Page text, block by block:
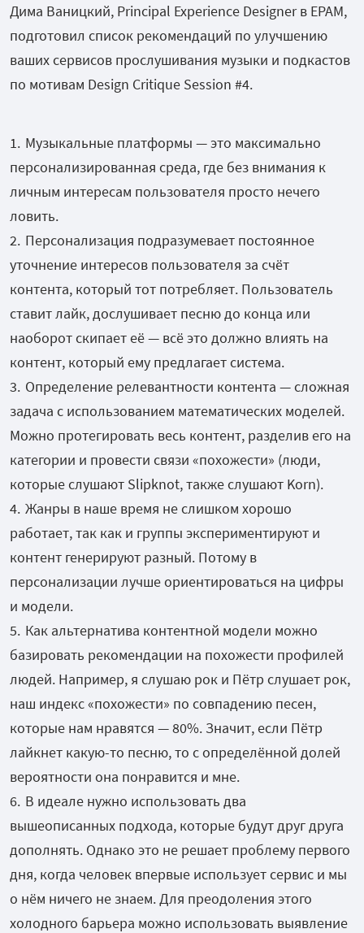
Дима Ваницкий, Principal Experience Designer в EPAM,
подготовил список рекомендаций по улучшению
ваших сервисов прослушивания музыки и подкастов
по мотивам Design Critique Session #4.
Музыкальные платформы — это максимально
персонализированная среда, где без внимания к
личным интересам пользователя просто нечего
ловить.
Персонализация подразумевает постоянное
уточнение интересов пользователя за счёт
контента, который тот потребляет. Пользователь
ставит лайк, дослушивает песню до конца или
наоборот скипает её — всё это должно влиять на
контент, который ему предлагает система.
Определение релевантности контента — сложная
задача с использованием математических моделей.
Можно протегировать весь контент, разделив его на
категории и провести связи «похожести» (люди,
которые слушают Slipknot, также слушают Korn).
Жанры в наше время не слишком хорошо
работает, так как и группы экспериментируют и
контент генерируют разный. Потому в
персонализации лучше ориентироваться на цифры
и модели.
Как альтернатива контентной модели можно
базировать рекомендации на похожести профилей
людей. Например, я слушаю рок и Пётр слушает рок,
наш индекс «похожести» по совпадению песен,
которые нам нравятся — 80%. Значит, если Пётр
лайкнет какую-то песню, то с определённой долей
вероятности она понравится и мне.
В идеале нужно использовать два
вышеописанных подхода, которые будут друг друга
дополнять. Однако это не решает проблему первого
дня, когда человек впервые использует сервис и мы
о нём ничего не знаем. Для преодоления этого
холодного барьера можно использовать выявление